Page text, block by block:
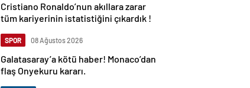
Cristiano Ronaldo’nun akıllara zarar
tüm kariyerinin istatistiğini çıkardık !
SPOR 08 Ağustos 2026
Galatasaray’a kötü haber! Monaco’dan
flaş Onyekuru kararı.